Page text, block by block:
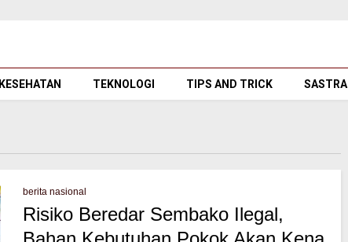
KESEHATAN TEKNOLOGI TIPS AND TRICK SASTRA
berita nasional
Risiko Beredar Sembako Ilegal,